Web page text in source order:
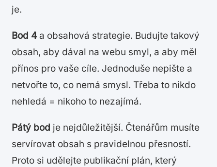
je.
Bod 4 a obsahová strategie. Budujte takový
obsah, aby dával na webu smyl, a aby měl
přínos pro vaše cíle. Jednoduše nepište a
netvořte to, co nemá smysl. Třeba to nikdo
nehledá = nikoho to nezajímá.
Pátý bod je nejdůležitější. Čtenářům musíte
servírovat obsah s pravidelnou přesností.
Proto si udělejte publikační plán, který